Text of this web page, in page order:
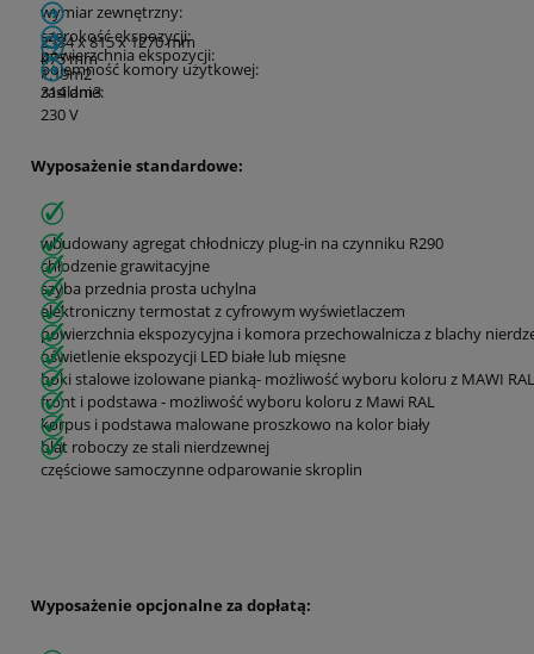
wymiar zewnętrzny:
2584 x 815 x 1270 mm
szerokość ekspozycji:
475 mm
powierzchnia ekspozycji:
1.19m2
pojemność komory użytkowej:
314 dm3
zasilanie:
230 V
Wyposażenie standardowe:
wbudowany agregat chłodniczy plug-in na czynniku R290
chłodzenie grawitacyjne
szyba przednia prosta uchylna
elektroniczny termostat z cyfrowym wyświetlaczem
powierzchnia ekspozycyjna i komora przechowalnicza z blachy
oświetlenie ekspozycji LED białe lub mięsne
boki stalowe izolowane pianką- możliwość wyboru koloru z MAWI RAL
front i podstawa - możliwość wyboru koloru z Mawi RAL
korpus i podstawa malowane proszkowo na kolor biały
blat roboczy ze stali nierdzewnej
częściowe samoczynne odparowanie skroplin
Wyposażenie opcjonalne za dopłatą: